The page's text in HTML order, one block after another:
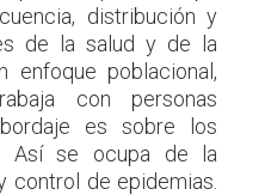
distribución y
de la salud y de la
enfoque poblacional,
con personas
es sobre los
Así se ocupa de la
control de epidemias.